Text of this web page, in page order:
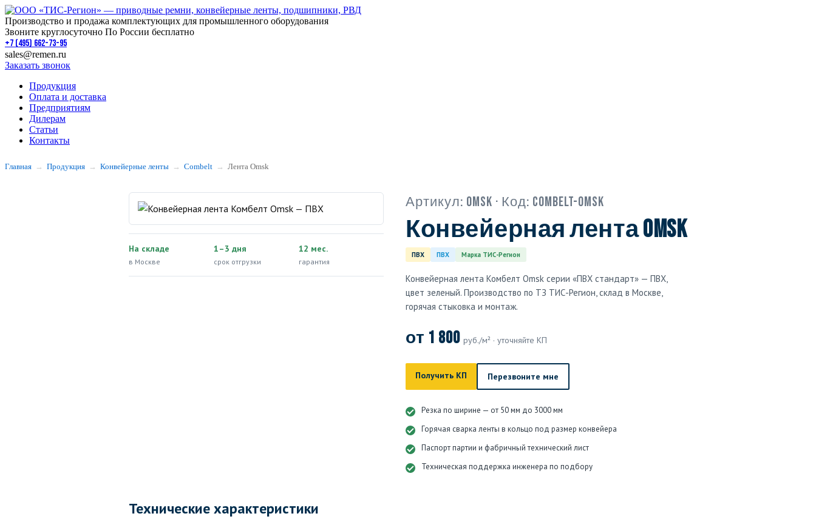
Производство и продажа комплектующих для промышленного оборудования
Звоните круглосуточно По России бесплатно
+7 (495) 662-73-95
sales@remen.ru
Заказать звонок
Продукция
Оплата и доставка
Предприятиям
Дилерам
Статьи
Контакты
Главная Продукция Конвейерные ленты Combelt Лента Omsk
На складе
в Москве
1–3 дня
срок отгрузки
12 мес.
гарантия
Артикул: Omsk · Код: COMBELT-OMSK
Конвейерная лента Omsk
ПВХ ПВХ Марка ТИС-Регион
Конвейерная лента Комбелт Omsk серии «ПВХ стандарт» — ПВХ,
цвет зеленый. Производство по ТЗ ТИС-Регион, склад в Москве,
горячая стыковка и монтаж.
от 1 800 руб./м² · уточняйте КП
Получить КП Перезвоните мне
Резка по ширине — от 50 мм до 3000 мм
Горячая сварка ленты в кольцо под размер конвейера
Паспорт партии и фабричный технический лист
Техническая поддержка инженера по подбору
Технические характеристики